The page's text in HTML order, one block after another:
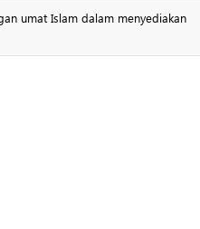
umat Islam dalam menyediakan